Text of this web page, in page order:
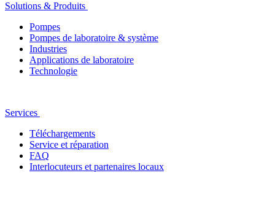
Solutions & Produits
Pompes
Pompes de laboratoire & système
Industries
Applications de laboratoire
Technologie
Services
Téléchargements
Service et réparation
FAQ
Interlocuteurs et partenaires locaux